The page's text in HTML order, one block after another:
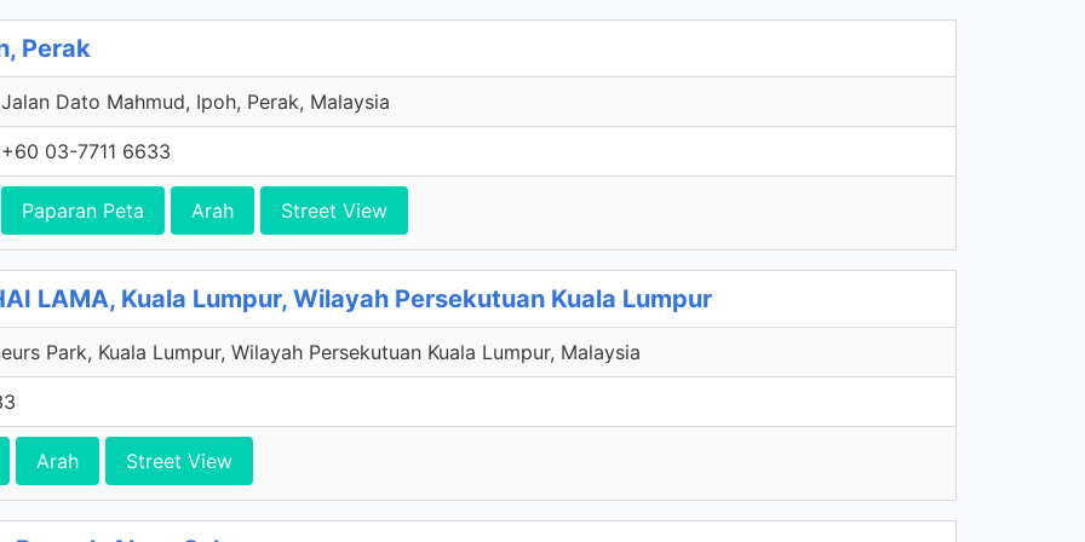
Perak
Jalan Dato Mahmud, Ipoh, Perak, Malaysia
+60 03-7711 6633
Paparan Peta Arah Street View
LAMA, Kuala Lumpur, Wilayah Persekutuan Kuala Lumpur
Park, Kuala Lumpur, Wilayah Persekutuan Kuala Lumpur, Malaysia
Arah Street View